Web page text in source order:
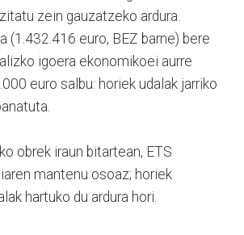
zein gauzatzeko ardura.
(1.432.416 euro, BEZ barne) bere
igoera ekonomikoei aurre
euro salbu: horiek udalak jarriko
obrek iraun bitartean, ETS
mantenu osoaz; horiek
hartuko du ardura hori.